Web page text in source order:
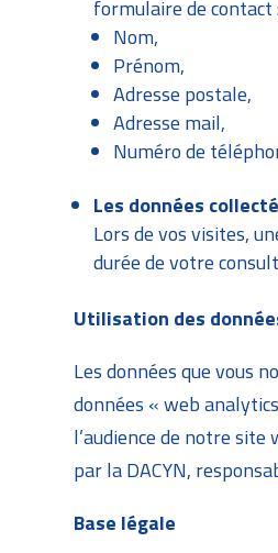
formulaire de contact
Nom,
Prénom,
Adresse postale,
Adresse mail,
Numéro de
Les données
Lors de vos visites,
durée de votre
Utilisation des
Les données que vous
données « web
l’audience de notre
par la DACYN,
Base légale